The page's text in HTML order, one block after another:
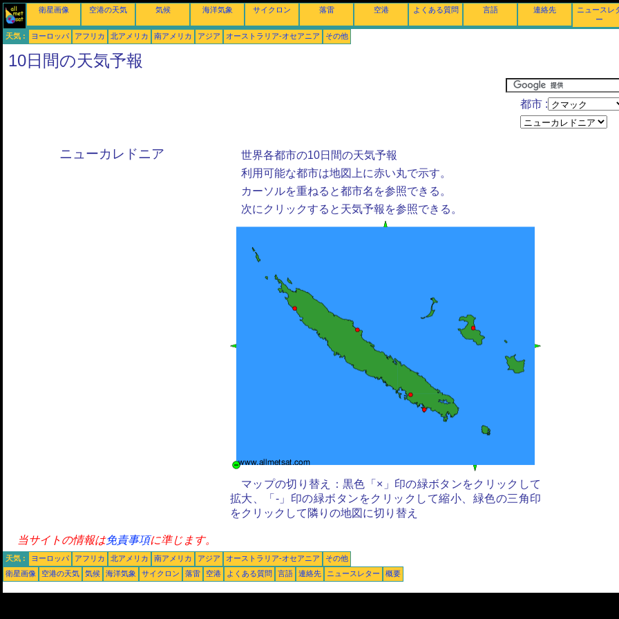
衛星画像 空港の天気 気候 海洋気象 サイクロン 落雷 空港 よくある質問 言語 連絡先
ニュースレ
ー
天気 :
ヨーロッパ アフリカ 北アメリカ 南アメリカ アジア オーストラリア-オセアニア その他
10日間の天気予報
都市 :
ニューカレドニア
世界各都市の10日間の天気予報
利用可能な都市は地図上に赤い丸で示す。
カーソルを重ねると都市名を参照できる。
次にクリックすると天気予報を参照できる。
マップの切り替え：黒色「×」印の緑ボタンをクリックして
拡大、「-」印の緑ボタンをクリックして縮小、緑色の三角印
をクリックして隣りの地図に切り替え
当サイトの情報は免責事項に準じます。
天気 : ヨーロッパ アフリカ 北アメリカ 南アメリカ アジア オーストラリア-オセアニア
その他
衛星画像
空港の天気 気候 海洋気象 サイクロン 落雷 空港 よくある質問 言語 連絡先 ニュースレター 概要